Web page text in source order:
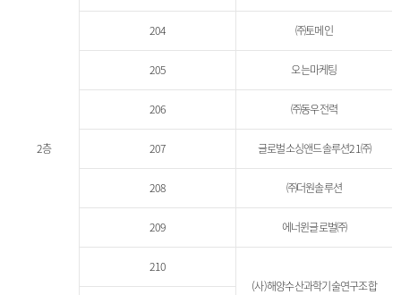
2층
204 ㈜토메인
205 오는마케팅
206 ㈜동우전력
207 글로벌소싱앤드솔루션21㈜
208 ㈜더원솔루션
209 에너윈글로벌㈜
210
(사)해양수산과학기술연구조합